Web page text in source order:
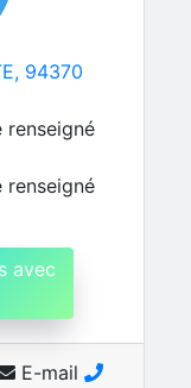
94370
renseigné
renseigné
avec
E-mail